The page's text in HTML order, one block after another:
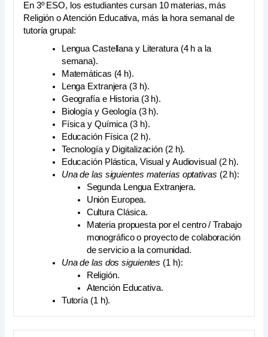
En 3º ESO, los estudiantes cursan 10 materias, más
Religión o Atención Educativa, más la hora semanal de
tutoría grupal:
Lengua Castellana y Literatura (4 h a la
semana).
Matemáticas (4 h).
Lenga Extranjera (3 h).
Geografía e Historia (3 h).
Biología y Geología (3 h).
Física y Química (3 h).
Educación Física (2 h).
Tecnología y Digitalización (2 h).
Educación Plástica, Visual y Audiovisual (2 h).
Una de las siguientes materias optativas (2 h):
Segunda Lengua Extranjera.
Unión Europea.
Cultura Clásica.
Materia propuesta por el centro / Trabajo
monográfico o proyecto de colaboración
de servicio a la comunidad.
Una de las dos siguientes (1 h):
Religión.
Atención Educativa.
Tutoría (1 h).